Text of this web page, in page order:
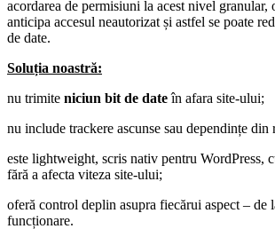
acordarea de permisiuni la acest nivel granular,
anticipa accesul neautorizat și astfel se poate
de date.
Soluția noastră:
nu trimite niciun bit de dateîn afara site-ului;
nu include trackere ascunse sau dependințe din
este lightweight, scris nativ pentru WordPress,
fără a afecta viteza site-ului;
oferă control deplin asupra fiecărui aspect – de
funcționare.